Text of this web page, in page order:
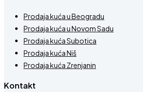
Prodaja kuća u Beogradu
Prodaja kuća u Novom Sadu
Prodaja kuća Subotica
Prodaja kuća Niš
Prodaja kuća Zrenjanin
Kontakt